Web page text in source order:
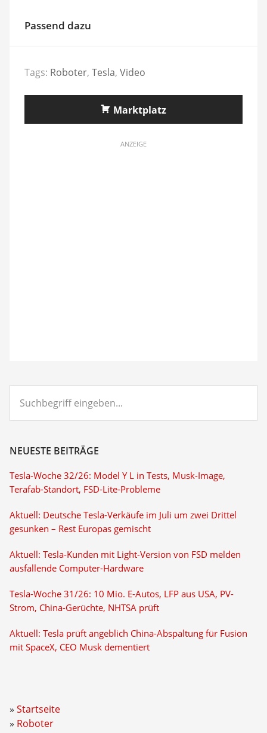
Passend dazu
Tags: Roboter, Tesla, Video
Marktplatz
ANZEIGE
eingeben...
NEUESTE BEITRÄGE
Tesla-Woche 32/26: Model Y L in Tests, Musk-Image,
Terafab-Standort, FSD-Lite-Probleme
Aktuell: Deutsche Tesla-Verkäufe im Juli um zwei Drittel
gesunken – Rest Europas gemischt
Aktuell: Tesla-Kunden mit Light-Version von FSD melden
ausfallende Computer-Hardware
Tesla-Woche 31/26: 10 Mio. E-Autos, LFP aus USA, PV-
Strom, China-Gerüchte, NHTSA prüft
Aktuell: Tesla prüft angeblich China-Abspaltung für Fusion
mit SpaceX, CEO Musk dementiert
Startseite
Roboter